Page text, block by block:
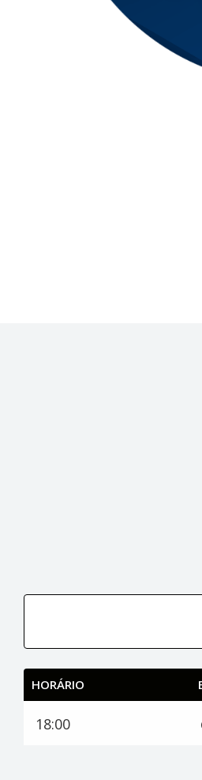
HORÁRIO
18:00